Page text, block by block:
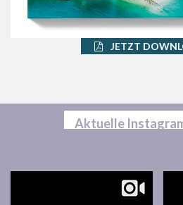
JETZT
Aktuelle